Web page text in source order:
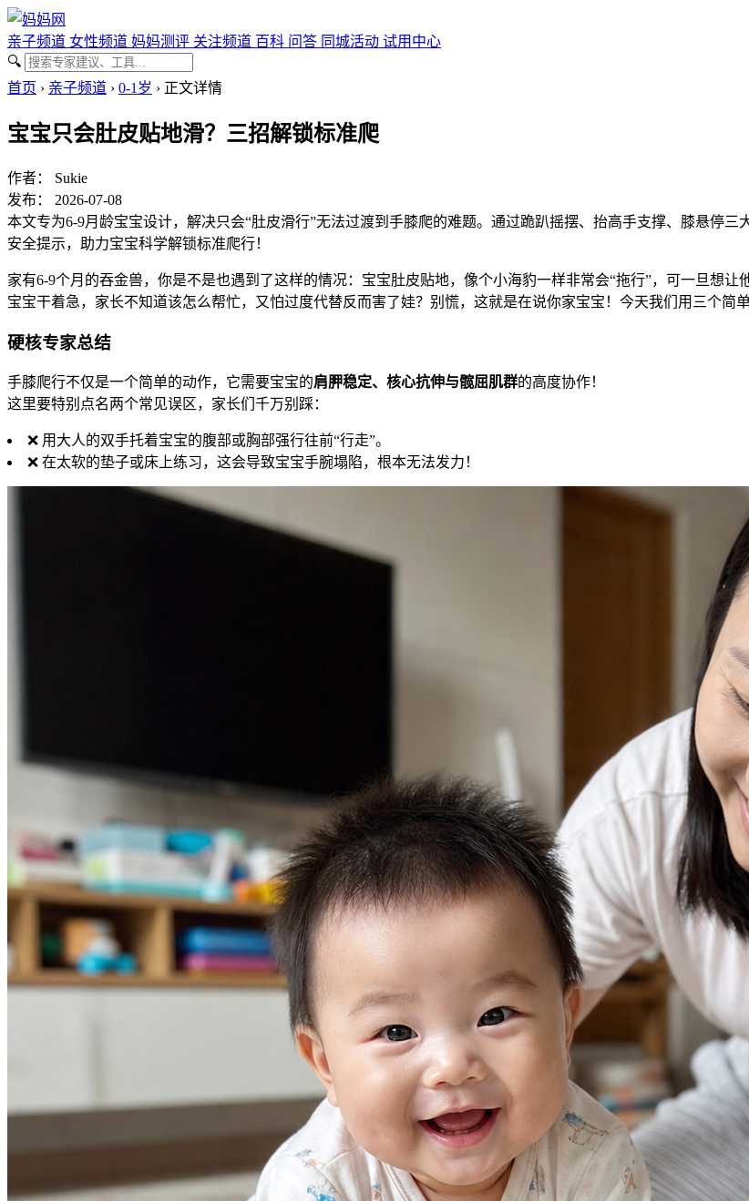
亲子频道 女性频道 妈妈测评 关注频道 百科 问答 同城活动 试用中心
🔍
首页 › 亲子频道 › 0-1岁 › 正文详情
宝宝只会肚皮贴地滑？三招解锁标准爬
作者：
Sukie
发布： 2026-07-08
本文专为6-9月龄宝宝设计，解决只会“肚皮滑行”无法过渡到手膝爬的难题。通过跪趴摇摆、抬高手支撑、膝悬停
安全提示，助力宝宝科学解锁标准爬行！
家有6-9个月的吞金兽，你是不是也遇到了这样的情况：宝宝肚皮贴地，像个小海豹一样非常会“拖行”，可一旦想
宝宝干着急，家长不知道该怎么帮忙，又怕过度代替反而害了娃？别慌，这就是在说你家宝宝！今天我们用三个简
硬核专家总结
手膝爬行不仅是一个简单的动作，它需要宝宝的肩胛稳定、核心抗伸与髋屈肌群的高度协作！
这里要特别点名两个常见误区，家长们千万别踩：
❌ 用大人的双手托着宝宝的腹部或胸部强行往前“行走”。
❌ 在太软的垫子或床上练习，这会导致宝宝手腕塌陷，根本无法发力！